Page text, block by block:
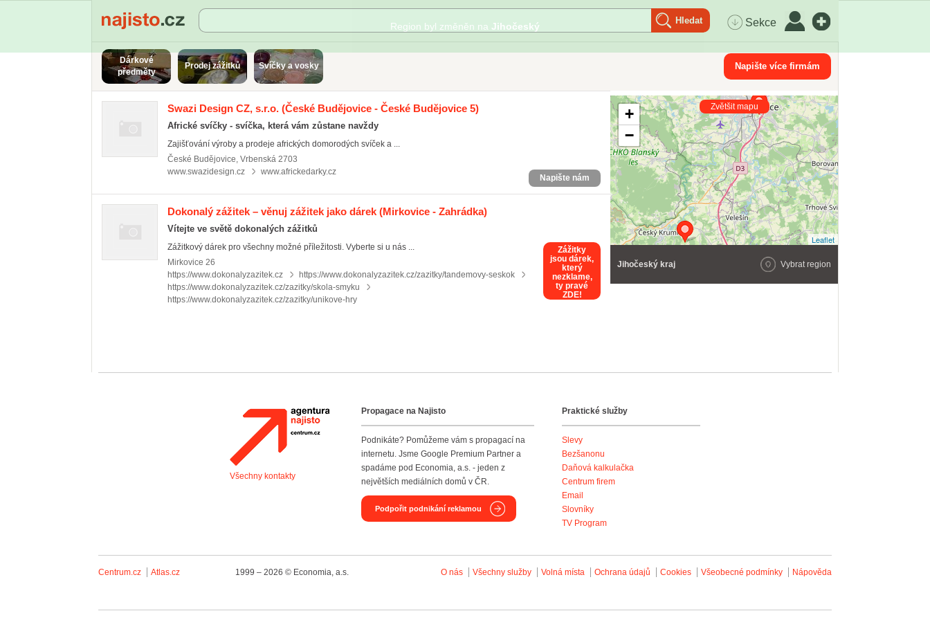
Sekce
Dárkové
předměty
Prodej zážitků Svíčky a vosky Napište více firmám
Swazi Design CZ, s.r.o. (České Budějovice - České Budějovice 5)
Africké svíčky - svíčka, která vám zůstane navždy
Zajišťování výroby a prodeje afrických domorodých svíček a ...
České Budějovice, Vrbenská 2703
www.swazidesign.cz
www.africkedarky.cz
Napište nám
Dokonalý zážitek – věnuj zážitek jako dárek (Mirkovice - Zahrádka)
Vítejte ve světě dokonalých zážitků
Zážitkový dárek pro všechny možné příležitosti. Vyberte si u nás ...
Mirkovice 26
https://www.dokonalyzazitek.cz
https://www.dokonalyzazitek.cz/zazitky/tandemovy-seskok
https://www.dokonalyzazitek.cz/zazitky/skola-smyku
https://www.dokonalyzazitek.cz/zazitky/unikove-hry
Zážitky
jsou dárek,
který
nezklame,
ty pravé
ZDE!
+
−
Leaflet
Zvětšit mapu
Jihočeský kraj Vybrat region
Agentura Najisto
Všechny kontakty
Propagace na Najisto
Podnikáte? Pomůžeme vám s propagací na
internetu. Jsme Google Premium Partner a
spadáme pod Economia, a.s. - jeden z
největších mediálních domů v ČR.
Podpořit podnikání reklamou
Praktické služby
Slevy
Bezšanonu
Daňová kalkulačka
Centrum firem
Email
Slovníky
TV Program
Centrum.cz Atlas.cz 1999 – 2026 © Economia, a.s. O nás Všechny služby Volná místa Ochrana údajů Cookies Všeobecné podmínky Nápověda